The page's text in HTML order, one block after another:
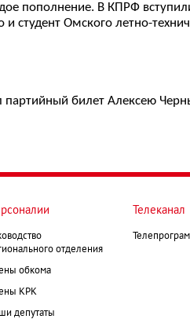
пополнение. В КПРФ
студент Омского летно-
партийный билет Алексею
отделения
обкома
КРК
депутаты
Телеканал